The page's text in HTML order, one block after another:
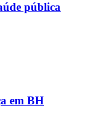
pública
em BH